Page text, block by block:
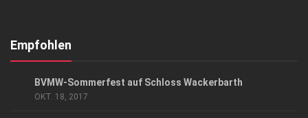
Kontakt, Impressum
Empfohlen
BVMW-Sommerfest auf Schloss Wackerbarth
OKT. 18, 2017